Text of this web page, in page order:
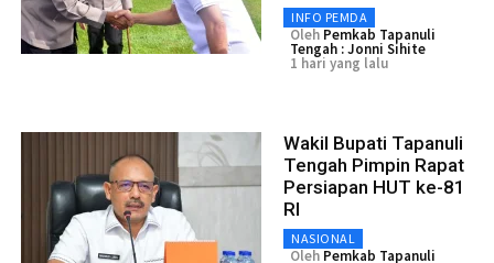
INFO PEMDA
Oleh Pemkab Tapanuli
Tengah : Jonni Sihite
1 hari yang lalu
Wakil Bupati Tapanuli
Tengah Pimpin Rapat
Persiapan HUT ke-81
RI
NASIONAL
Oleh Pemkab Tapanuli